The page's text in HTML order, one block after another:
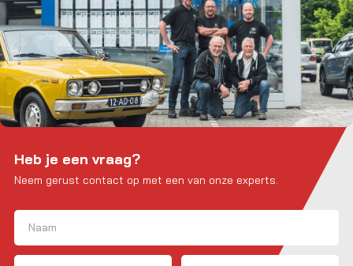
Heb je een vraag?
Neem gerust contact op met een van onze experts.
Naam
Voornaam
E-mailadres Telefoon